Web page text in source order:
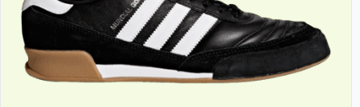
Die
Optionen
können